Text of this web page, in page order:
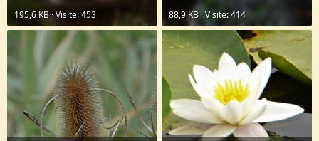
195,6 KB · Visite: 453
88,9 KB · Visite: 414